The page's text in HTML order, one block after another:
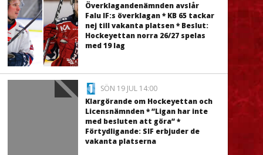
Överklagandenämnden avslår
Falu IF:s överklagan * KB 65 tackar
nej till vakanta platsen * Beslut:
Hockeyettan norra 26/27 spelas
med 19 lag
SÖN 19 JUL 14:00
Klargörande om Hockeyettan och
Licensnämnden * ”Ligan har inte
med besluten att göra” *
Förtydligande: SIF erbjuder de
vakanta platserna